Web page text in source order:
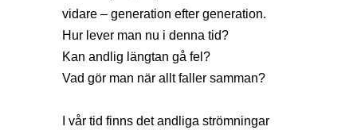
vidare – generation efter generation.
Hur lever man nu i denna tid?
Kan andlig längtan gå fel?
Vad gör man när allt faller samman?
I vår tid finns det andliga strömningar